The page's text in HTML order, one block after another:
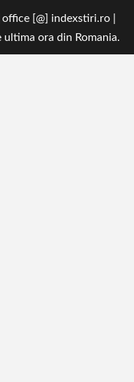
[@] indexstiri.ro
ora din Romania.